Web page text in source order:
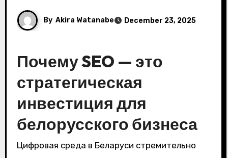
By Akira Watanabe December 23, 2025
Почему SEO — это
стратегическая
инвестиция для
белорусского бизнеса
Цифровая среда в Беларуси стремительно